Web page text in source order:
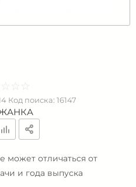
☆ ☆ ☆
★ ★ ★
Код поиска: 16147
может отличаться от
и года выпуска